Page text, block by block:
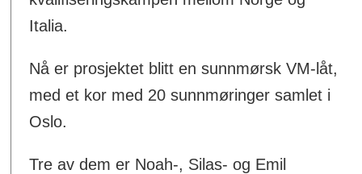
Italia.
Nå er prosjektet blitt en sunnmørsk VM-låt,
med et kor med 20 sunnmøringer samlet i
Oslo.
Tre av dem er Noah-, Silas- og Emil